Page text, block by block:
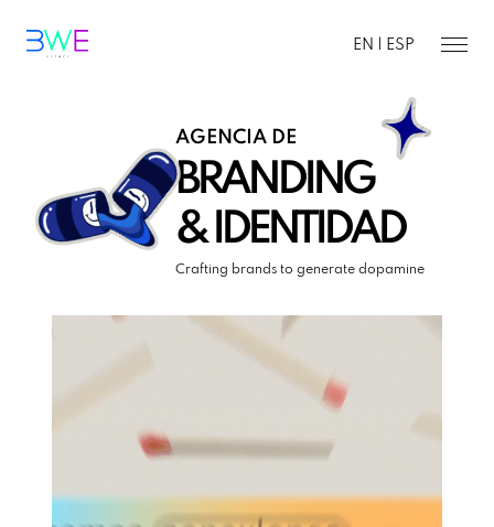
EN | ESP
AGENCIA DE
BRANDING
& IDENTIDAD
Crafting brands to generate dopamine